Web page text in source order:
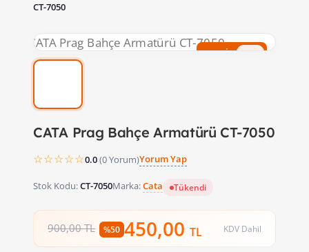
CT-7050
%50 İndirim
CATA Prag Bahçe Armatürü CT-7050
☆☆☆☆☆0.0(0 Yorum)Yorum Yap
Stok Kodu:CT-7050Marka:Cata Tükendi
900,00 TL %50 450,00 TL KDV Dahil